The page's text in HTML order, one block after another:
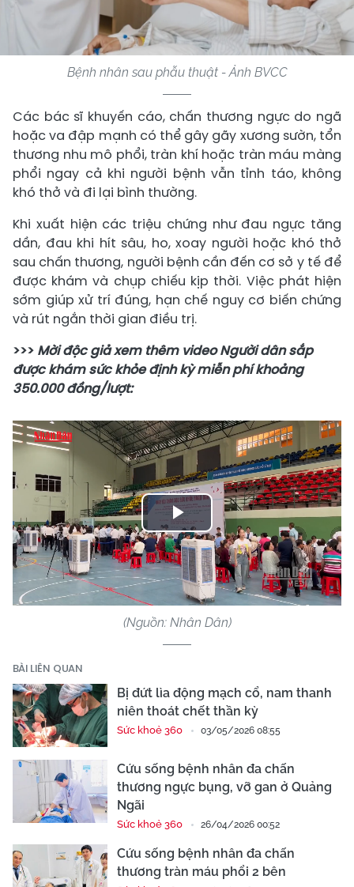
Bệnh nhân sau phẫu thuật - Ảnh BVCC
Các bác sĩ khuyến cáo, chấn thương ngực do ngã
hoặc va đập mạnh có thể gây gãy xương sườn, tổn
thương nhu mô phổi, tràn khí hoặc tràn máu màng
phổi ngay cả khi người bệnh vẫn tỉnh táo, không
khó thở và đi lại bình thường.
Khi xuất hiện các triệu chứng như đau ngực tăng
dần, đau khi hít sâu, ho, xoay người hoặc khó thở
sau chấn thương, người bệnh cần đến cơ sở y tế để
được khám và chụp chiếu kịp thời. Việc phát hiện
sớm giúp xử trí đúng, hạn chế nguy cơ biến chứng
và rút ngắn thời gian điều trị.
>>> Mời độc giả xem thêm video Người dân sắp
được khám sức khỏe định kỳ miễn phí khoảng
350.000 đồng/lượt:
Play
Video
(Nguồn: Nhân Dân)
BÀI LIÊN QUAN
Bị đứt lìa động mạch cổ, nam thanh
niên thoát chết thần kỳ
Sức khoẻ 360 03/05/2026 08:55
Cứu sống bệnh nhân đa chấn
thương ngực bụng, vỡ gan ở Quảng
Ngãi
Sức khoẻ 360 26/04/2026 00:52
Cứu sống bệnh nhân đa chấn
thương tràn máu phổi 2 bên